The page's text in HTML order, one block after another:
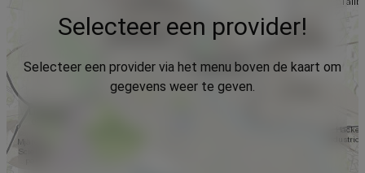
Selecteer een provider!
Selecteer een provider via het menu boven de kaart om
gegevens weer te geven.